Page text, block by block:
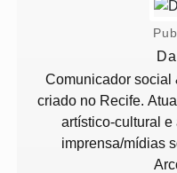
Comunicador social
criado no Recife.
artístico-cultural e
imprensa/mídias